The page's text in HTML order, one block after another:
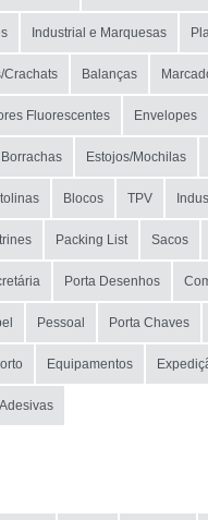
Industrial e Marquesas
Crachats Balanças
Fluorescentes Envelopes
Borrachas Estojos/Mochilas
Blocos TPV
Packing List Sacos
Porta Desenhos
Pessoal Porta Chaves
Equipamentos